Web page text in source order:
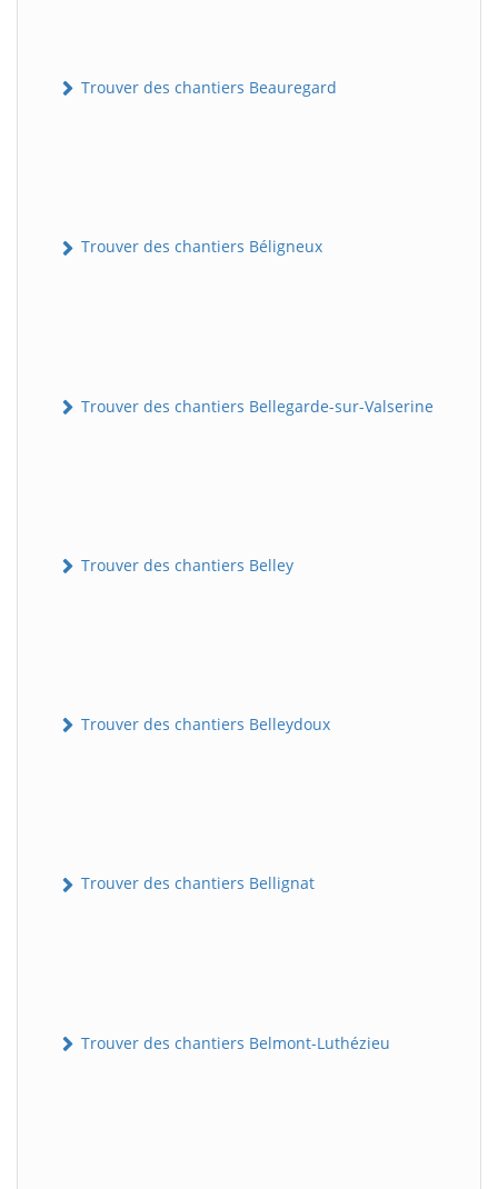
Trouver des chantiers Beauregard
Trouver des chantiers Béligneux
Trouver des chantiers Bellegarde-sur-Valserine
Trouver des chantiers Belley
Trouver des chantiers Belleydoux
Trouver des chantiers Bellignat
Trouver des chantiers Belmont-Luthézieu